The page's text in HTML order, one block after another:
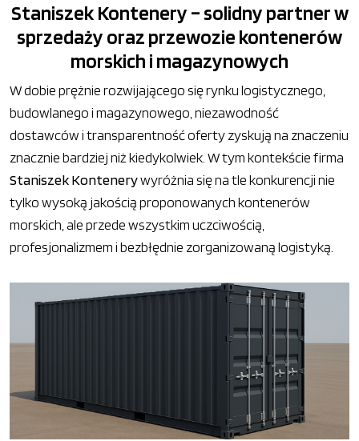
Staniszek Kontenery – solidny partner w
sprzedaży oraz przewozie kontenerów
morskich i magazynowych
W dobie prężnie rozwijającego się rynku logistycznego,
budowlanego i magazynowego, niezawodność
dostawców i transparentność oferty zyskują na znaczeniu
znacznie bardziej niż kiedykolwiek. W tym kontekście firma
Staniszek Kontenerywyróżnia się na tle konkurencji nie
tylko wysoką jakością proponowanych kontenerów
morskich, ale przede wszystkim uczciwością,
profesjonalizmem i bezbłędnie zorganizowaną logistyką.